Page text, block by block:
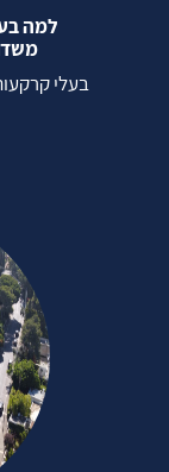
למה
בעלי